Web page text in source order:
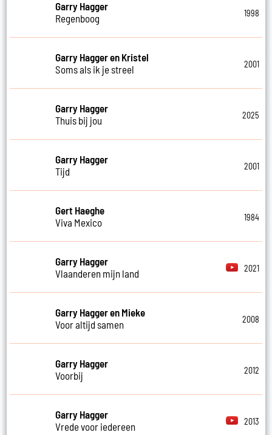
Garry Hagger
Regenboog
1998
Garry Hagger en Kristel
Soms als ik je streel
2001
Garry Hagger
Thuis bij jou
2025
Garry Hagger
Tijd
2001
Gert Haeghe
Viva Mexico
1984
Garry Hagger
Vlaanderen mijn land
2021
Garry Hagger en Mieke
Voor altijd samen
2008
Garry Hagger
Voorbij
2012
Garry Hagger
Vrede voor iedereen
2013